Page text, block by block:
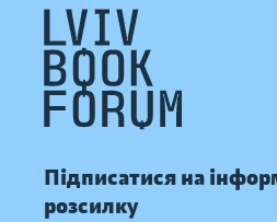
Підписатися на
розсилку